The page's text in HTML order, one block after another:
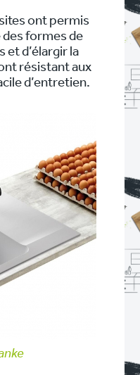
ont permis
formes de
d’élargir la
résistant aux
d’entretien.